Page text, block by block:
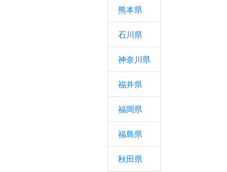
熊本県
石川県
神奈川県
福井県
福岡県
福島県
秋田県